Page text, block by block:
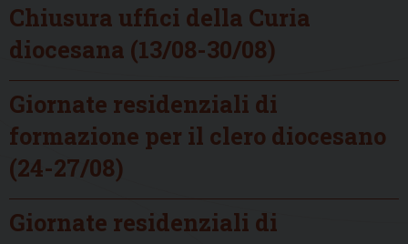
Chiusura uffici della Curia
diocesana (13/08-30/08)
Giornate residenziali di
formazione per il clero diocesano
(24-27/08)
Giornate residenziali di